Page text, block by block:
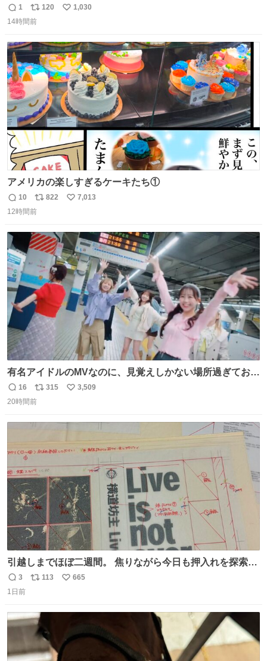
うに（笑）
返
信
1
リ
ポ
ト
数
120
い
数
1,030
14時間前
アメリカの楽しすぎるケーキたち①
返
信
10
リ
ポ
ト
数
822
い
数
7,013
12時間前
有名アイドルのMVなのに、見覚えしかない場所過ぎておも
ろいな
返
信
16
リ
ポ
315
い
数
3,509
20時間前
引越しまでほぼ二週間。 焦りながら今日も押入れを探索。
もう絶対に要らないんだけど捨てられないものが後から後
から出てくる。 その代表が版下。 若いデザイナーは見たこ
返
信
3
リ
ト
数
113
い
665
1日前